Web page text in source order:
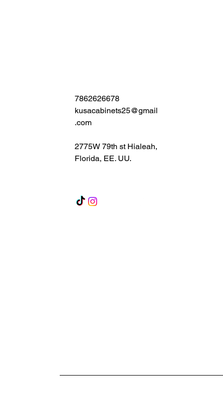
7862626678
kusacabinets25@gmail
.com
2775W 79th st Hialeah,
Florida, EE. UU.